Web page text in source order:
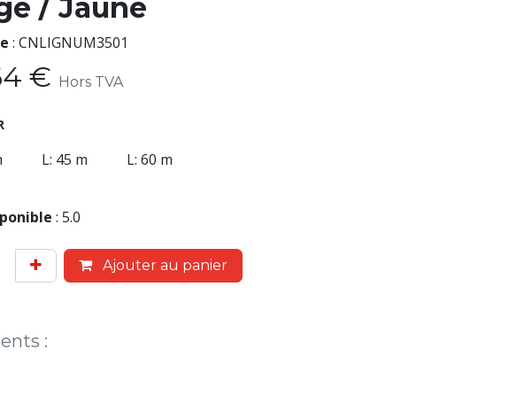
/ Jaune
: CNLIGNUM3501
€ Hors TVA
L: 45 m L: 60 m
: 5.0
Ajouter au panier
: